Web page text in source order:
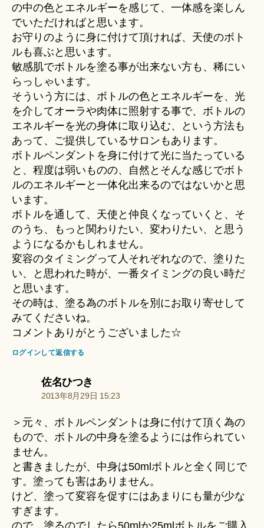
の中の色とエネルギーを感じて、一体感を楽しん
でいただければと思います。
お守りのように身に付けて頂ければ、天使のボト
ルも喜ぶと思います。
敏感肌でボトルを塗る事が出来ない方も、稀にい
らっしゃいます。
そういう方には、ボトルの色とエネルギーを、光
を介してオーラや肉体に照射する事で、ボトルの
エネルギーを光の身体に取り込む、という方法も
あって、ご提供しているサロンもあります。
ボトルペンダントを身に付けて光に当たっている
と、程度は弱いものの、自然とそんな感じでボト
ルのエネルギーと一体化出来るのではないかと思
います。
ボトルを通して、天使と仲良くなっていくと、そ
のうち、もっと関わりたい、変わりたい、と思う
ようになるかもしれません。
変容のタイミングって人それぞれなので、塗りた
い、と思われた時が、一番タイミングの良い時だ
と思います。
その時は、塗る為のボトルを別にお取り寄せして
みてくださいね。
コメントありがとうございました☆
ログインして返信する
佐名ひつき
発
2013年8月29日 15:23
＞元々、ボトルペンダントは身に付けて頂く為の
もので、ボトルの中身を塗るようには作られてい
ません。
と書きましたが、中身は50mlボトルと全く同じで
す。塗っても害はありません。
けど、塗って変容を促すにはあまりにも量が少な
すぎます。